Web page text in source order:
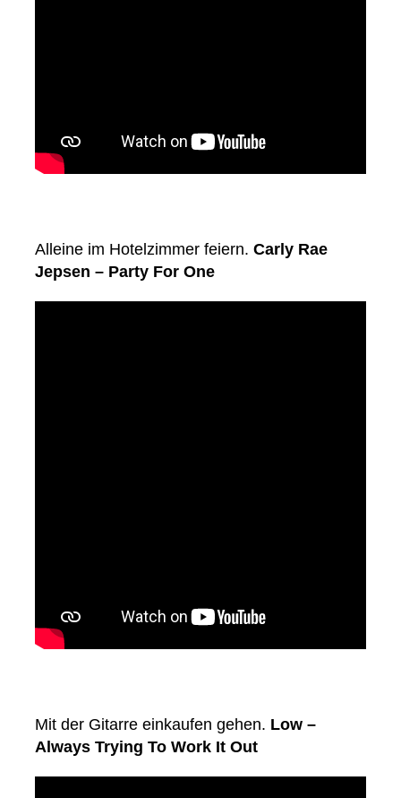
Alleine im Hotelzimmer feiern. Carly Rae
Jepsen – Party For One
Mit der Gitarre einkaufen gehen. Low –
Always Trying To Work It Out